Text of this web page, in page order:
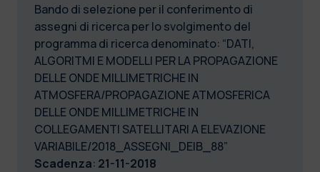
Bando di selezione per il conferimento di
assegni di ricerca per lo svolgimento del
programma di ricerca denominato: “DATI,
ALGORITMI E MODELLI PER LA PROPAGAZIONE
DELLE ONDE MILLIMETRICHE IN
ATMOSFERA/PROPAGAZIONE ATMOSFERICA
DELLE ONDE MILLIMETRICHE IN
COLLEGAMENTI SATELLITARI A ELEVAZIONE
VARIABILE/2018_ASSEGNI_DEIB_88”
Scadenza: 21-11-2018